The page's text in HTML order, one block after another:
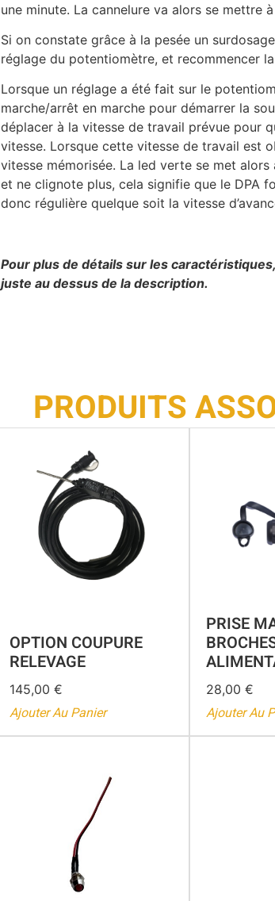
une minute. La cannelure va alors se mettre
Si on constate grâce à la pesée un
réglage du potentiomètre, et recommencer
Lorsque un réglage a été fait sur le
marche/arrêt en marche pour démarrer la
déplacer à la vitesse de travail prévue pour
vitesse. Lorsque cette vitesse de travail est
vitesse mémorisée. La led verte se met
et ne clignote plus, cela signifie que le DPA
donc régulière quelque soit la vitesse
Pour plus de détails sur les
juste au dessus de la description.
PRODUITS
OPTION COUPURE
RELEVAGE
145,00 €
Ajouter Au Panier
PRISE
28,00 €
Ajouter Au